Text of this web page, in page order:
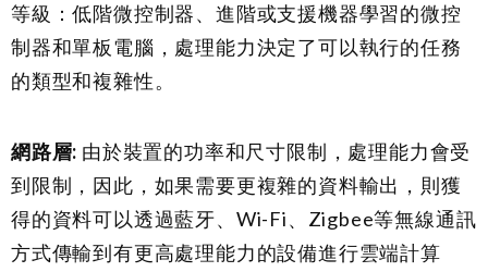
等級：低階微控制器、進階或支援機器學習的微控
制器和單板電腦，處理能力決定了可以執行的任務
的類型和複雜性。
網路層: 由於裝置的功率和尺寸限制，處理能力會受
到限制，因此，如果需要更複雜的資料輸出，則獲
得的資料可以透過藍牙、Wi-Fi、Zigbee等無線通訊
方式傳輸到有更高處理能力的設備進行雲端計算